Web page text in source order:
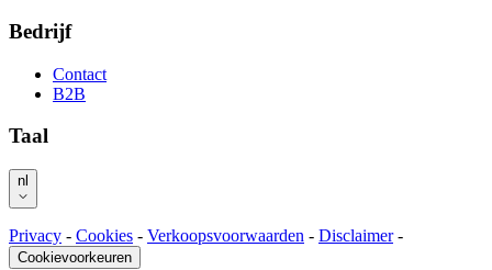
Bedrijf
Contact
B2B
Taal
nl
Privacy - Cookies - Verkoopsvoorwaarden - Disclaimer -
Cookievoorkeuren